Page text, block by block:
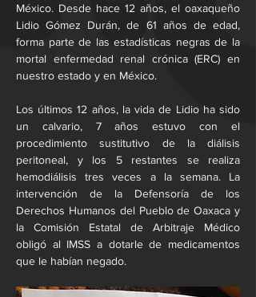
México. Desde hace 12 años, el oaxaqueño
Lidio Gómez Durán, de 61 años de edad,
forma parte de las estadísticas negras de la
mortal enfermedad renal crónica (ERC) en
nuestro estado y en México.
Los últimos 12 años, la vida de Lidio ha sido
un calvario, 7 años estuvo con el
procedimiento sustitutivo de la diálisis
peritoneal, y los 5 restantes se realiza
hemodiálisis tres veces a la semana. La
intervención de la Defensoría de los
Derechos Humanos del Pueblo de Oaxaca y
la Comisión Estatal de Arbitraje Médico
obligó al IMSS a dotarle de medicamentos
que le habían negado.